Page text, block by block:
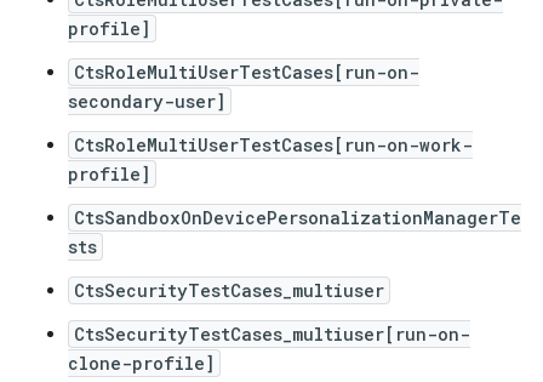
profile]
CtsRoleMultiUserTestCases[run-on-
secondary-user]
CtsRoleMultiUserTestCases[run-on-work-
profile]
CtsSandboxOnDevicePersonalizationManagerTe
sts
CtsSecurityTestCases_multiuser
CtsSecurityTestCases_multiuser[run-on-
clone-profile]